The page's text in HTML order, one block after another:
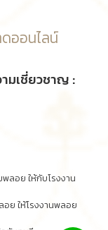
ออนไลน์
มเชี่ยวชาญ :
ลอย ให้กับโรงงาน
อย ให้โรงงานพลอย